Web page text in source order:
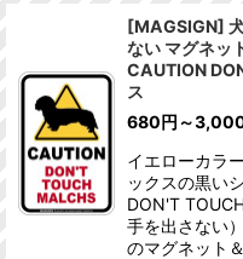
[MAGSIGN]
ない マグネッ
CAUTION
ス
680円 ～
イエローカラ
ックスの黒い
DON'T
手を出さない
のマグネット